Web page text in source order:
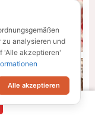
analysieren und
'Alle akzeptieren'
Alle akzeptieren